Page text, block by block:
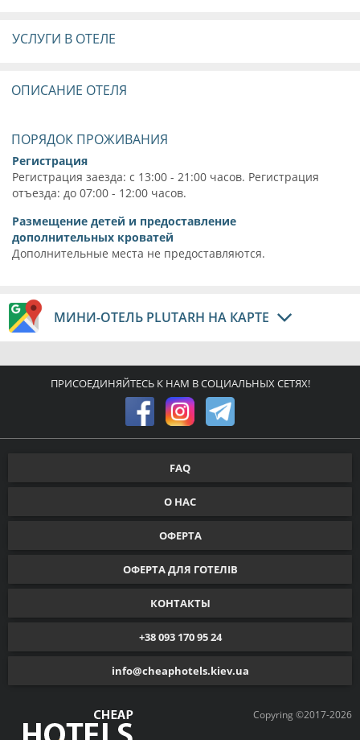
УСЛУГИ В ОТЕЛЕ
ОПИСАНИЕ ОТЕЛЯ
ПОРЯДОК ПРОЖИВАНИЯ
Регистрация
Регистрация заезда: с 13:00 - 21:00 часов. Регистрация
отъезда: до 07:00 - 12:00 часов.
Размещение детей и предоставление
дополнительных кроватей
Дополнительные места не предоставляются.
МИНИ-ОТЕЛЬ PLUTARH НА КАРТЕ
ПРИСОЕДИНЯЙТЕСЬ К НАМ В СОЦИАЛЬНЫХ СЕТЯХ!
Copyring ©2017-2026
FAQ
О НАС
ОФЕРТА
ОФЕРТА ДЛЯ ГОТЕЛІВ
КОНТАКТЫ
+38 093 170 95 24
info@cheaphotels.kiev.ua